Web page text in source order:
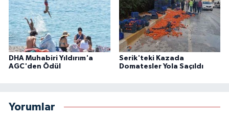
DHA Muhabiri Yıldırım'a
AGC'den Ödül
Serik'teki Kazada
Domatesler Yola Saçıldı
Yorumlar